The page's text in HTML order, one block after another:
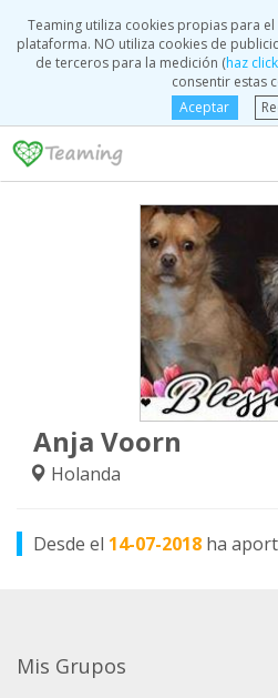
Teaming utiliza cookies propias para
plataforma. NO utiliza cookies de
de terceros para la medición (haz
consentir estas
Aceptar
Anja Voorn
Holanda
Desde el 14-07-2018 ha
Mis Grupos